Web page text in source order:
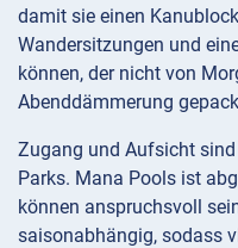
damit sie einen
Wandersitzungen und
können, der nicht von
Abenddämmerung
Zugang und Aufsicht
Parks. Mana Pools ist
können anspruchsvoll
saisonabhängig, sodass